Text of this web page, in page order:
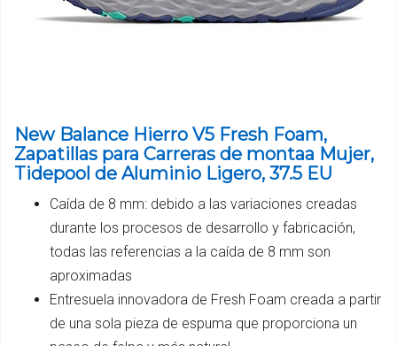
New Balance Hierro V5 Fresh Foam,
Zapatillas para Carreras de montaa Mujer,
Tidepool de Aluminio Ligero, 37.5 EU
Caída de 8 mm: debido a las variaciones creadas
durante los procesos de desarrollo y fabricación,
todas las referencias a la caída de 8 mm son
aproximadas
Entresuela innovadora de Fresh Foam creada a partir
de una sola pieza de espuma que proporciona un